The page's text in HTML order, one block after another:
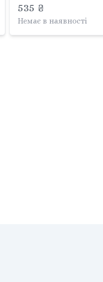
Classics PDP2200115 Disney
535 ₴
Немає в наявності